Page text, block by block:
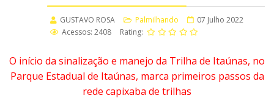
GUSTAVO ROSA Palmilhando
07 Julho 2022
Acessos: 2408
Rating:
O início da sinalização e manejo da Trilha de Itaúnas, no
Parque Estadual de Itaúnas, marca primeiros passos da
rede capixaba de trilhas